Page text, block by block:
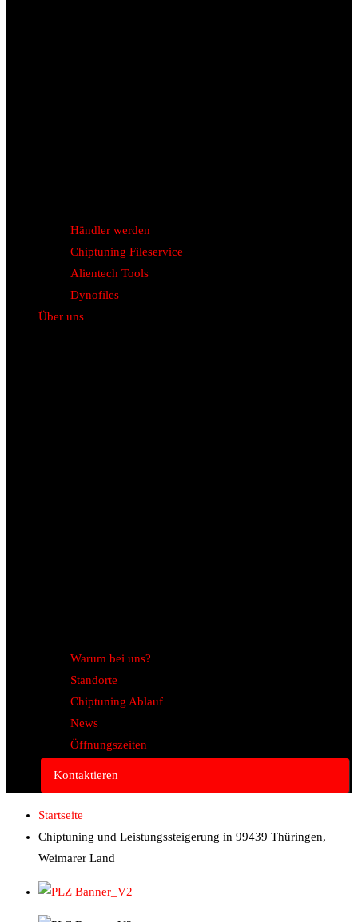
Händler werden
Chiptuning Fileservice
Alientech Tools
Dynofiles
Über uns
Warum bei uns?
Standorte
Chiptuning Ablauf
News
Öffnungszeiten
Kontaktieren
Startseite
Chiptuning und Leistungssteigerung in 99439 Thüringen,
Weimarer Land